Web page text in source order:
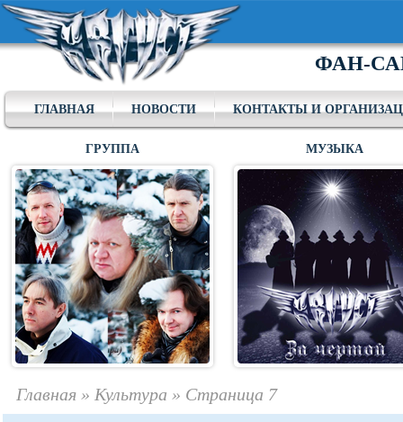
ФАН-
ГЛАВНАЯ НОВОСТИ КОНТАКТЫ И
ГРУППА МУЗЫКА
Главная » Культура » Страница 7